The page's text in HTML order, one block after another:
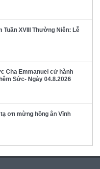
Tuần XVIII Thường Niên: Lễ
Cha Emmanuel cử hành
Sức- Ngày 04.8.2026
ơn mừng hồng ân Vĩnh